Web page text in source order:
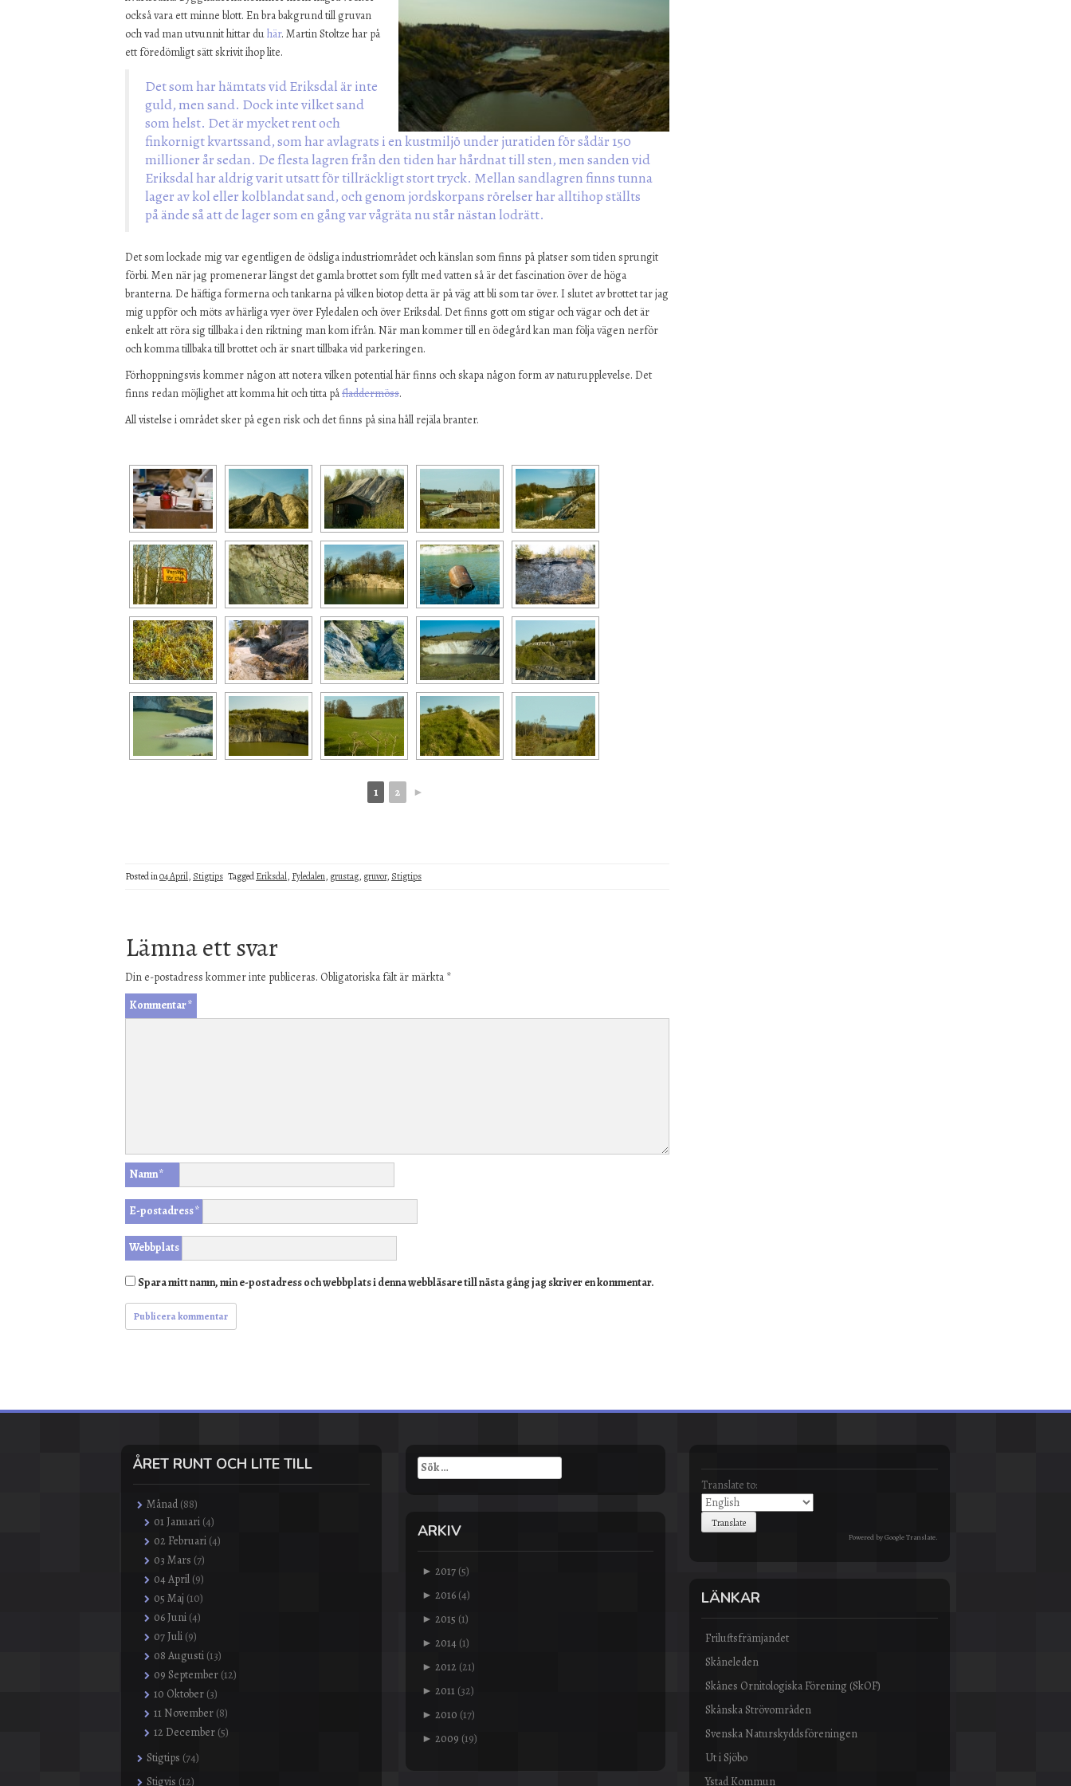
också vara ett minne blott. En bra bakgrund till gruvan
och vad man utvunnit hittar duhär. Martin Stoltze har på
ett föredömligt sätt skrivit ihop lite.
Det som har hämtats vid Eriksdal är inte
guld, men sand. Dock inte vilket sand
som helst. Det är mycket rent och
finkornigt kvartssand, som har avlagrats i en kustmiljö under juratiden för sådär 150
millioner år sedan. De flesta lagren från den tiden har hårdnat till sten, men sanden vid
Eriksdal har aldrig varit utsatt för tillräckligt stort tryck. Mellan sandlagren finns tunna
lager av kol eller kolblandat sand, och genom jordskorpans rörelser har alltihop ställts
på ände så att de lager som en gång var vågräta nu står nästan lodrätt.
Det som lockade mig var egentligen de ödsliga industriområdet och känslan som finns på platser som tiden sprungit
förbi. Men när jag promenerar längst det gamla brottet som fyllt med vatten så är det fascination över de höga
branterna. De häftiga formerna och tankarna på vilken biotop detta är på väg att bli som tar över. I slutet av brottet tar jag
mig uppför och möts av härliga vyer över Fyledalen och över Eriksdal. Det finns gott om stigar och vägar och det är
enkelt att röra sig tillbaka i den riktning man kom ifrån. När man kommer till en ödegård kan man följa vägen nerför
och komma tillbaka till brottet och är snart tillbaka vid parkeringen.
Förhoppningsvis kommer någon att notera vilken potential här finns och skapa någon form av naturupplevelse. Det
finns redan möjlighet att komma hit och titta påfladdermöss.
All vistelse i området sker på egen risk och det finns på sina håll rejäla branter.
1 2 ►
Posted in04 April, Stigtips TaggedEriksdal, Fyledalen, grustag, gruvor, Stigtips
Lämna ett svar
Din e-postadress kommer inte publiceras. Obligatoriska fält är märkta *
Kommentar*
Namn*
E-postadress*
Webbplats
Spara mitt namn, min e-postadress och webbplats i denna webbläsare till nästa gång jag skriver en kommentar.
ÅRET RUNT OCH LITE TILL
Månad (88)
01 Januari (4)
02 Februari (4)
03 Mars (7)
04 April (9)
05 Maj (10)
06 Juni (4)
07 Juli (9)
08 Augusti (13)
09 September (12)
10 Oktober (3)
11 November (8)
12 December (5)
Stigtips (74)
Stigvis (12)
Sök
efter:
ARKIV
► 2017(5)
► 2016(4)
► 2015 (1)
► 2014(1)
► 2012 (21)
► 2011(32)
► 2010 (17)
► 2009 (19)
Translate to:
Powered byGoogle Translate.
LÄNKAR
Friluftsfrämjandet
Skåneleden
Skånes Ornitologiska Förening (SkOF)
Skånska Strövområden
Svenska Naturskyddsföreningen
Ut i Sjöbo
Ystad Kommun